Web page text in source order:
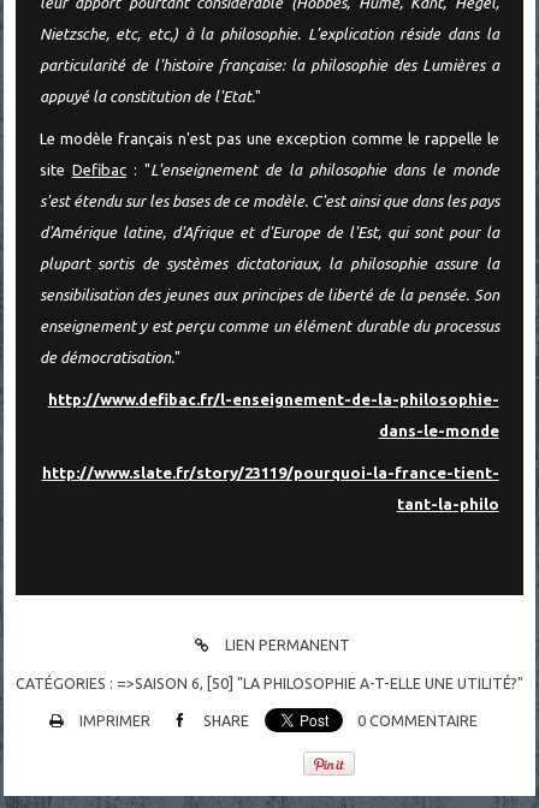
Nietzsche, etc, etc,) à la philosophie. L'explication réside dans la
particularité de l'histoire française: la philosophie des Lumières a
appuyé la constitution de l'Etat."
Le modèle français n'est pas une exception comme le rappelle le
site Defibac: "L'enseignement de la philosophie dans le monde
s'est étendu sur les bases de ce modèle. C'est ainsi que dans les pays
d'Amérique latine, d'Afrique et d'Europe de l'Est, qui sont pour la
plupart sortis de systèmes dictatoriaux, la philosophie assure la
sensibilisation des jeunes aux principes de liberté de la pensée. Son
enseignement y est perçu comme un élément durable du processus
de démocratisation."
http://www.defibac.fr/l-enseignement-de-la-philosophie-
dans-le-monde
http://www.slate.fr/story/23119/pourquoi-la-france-tient-
tant-la-philo
LIEN PERMANENT
CATÉGORIES : =>SAISON 6, [50] "LA PHILOSOPHIE A-T-ELLE UNE UTILITÉ?"
IMPRIMER SHARE 0 COMMENTAIRE